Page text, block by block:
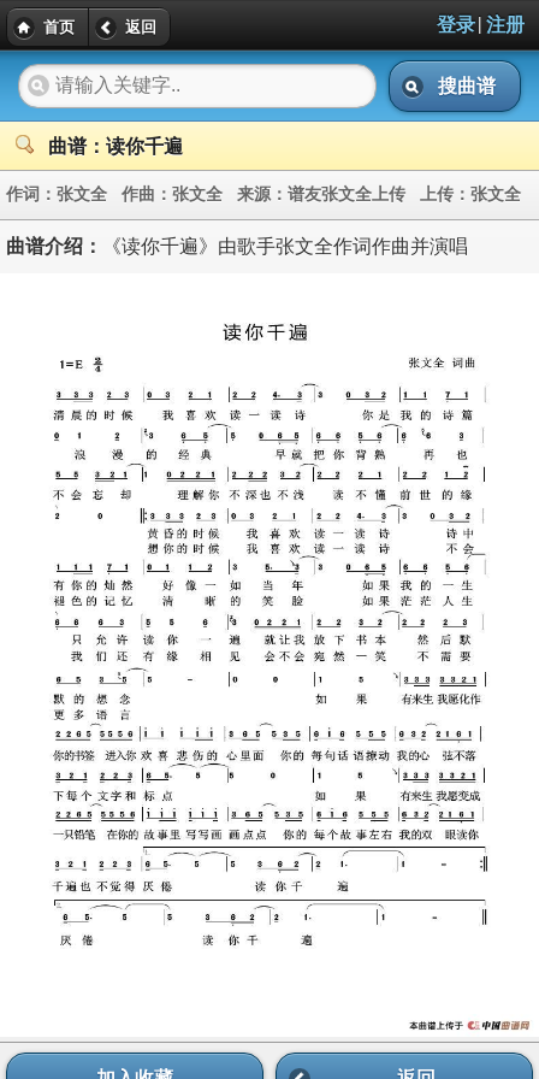
首页 返回 登录| 注册
搜曲谱
曲谱：读你千遍
作词： 张文全 作曲： 张文全 来源： 谱友张文全上传 上传： 张文全
曲谱介绍： 《读你千遍》由歌手张文全作词作曲并演唱